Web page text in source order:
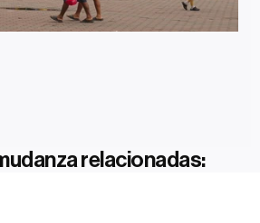
relacionadas: